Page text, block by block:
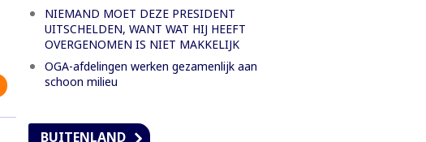
NIEMAND MOET DEZE PRESIDENT
UITSCHELDEN, WANT WAT HIJ HEEFT
OVERGENOMEN IS NIET MAKKELIJK
OGA-afdelingen werken gezamenlijk aan
schoon milieu
BUITENLAND